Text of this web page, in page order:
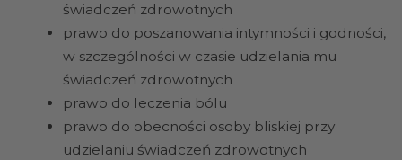
świadczeń zdrowotnych
prawo do poszanowania intymności i godności,
w szczególności w czasie udzielania mu
świadczeń zdrowotnych
prawo do leczenia bólu
prawo do obecności osoby bliskiej przy
udzielaniu świadczeń zdrowotnych